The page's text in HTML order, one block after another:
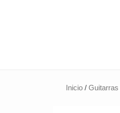
Inicio /Guitarras